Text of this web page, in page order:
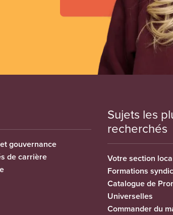
gouvernance
de carrière
Sujets les
recherchés
Votre section
Formations
Catalogue de
Universelles
Commander du